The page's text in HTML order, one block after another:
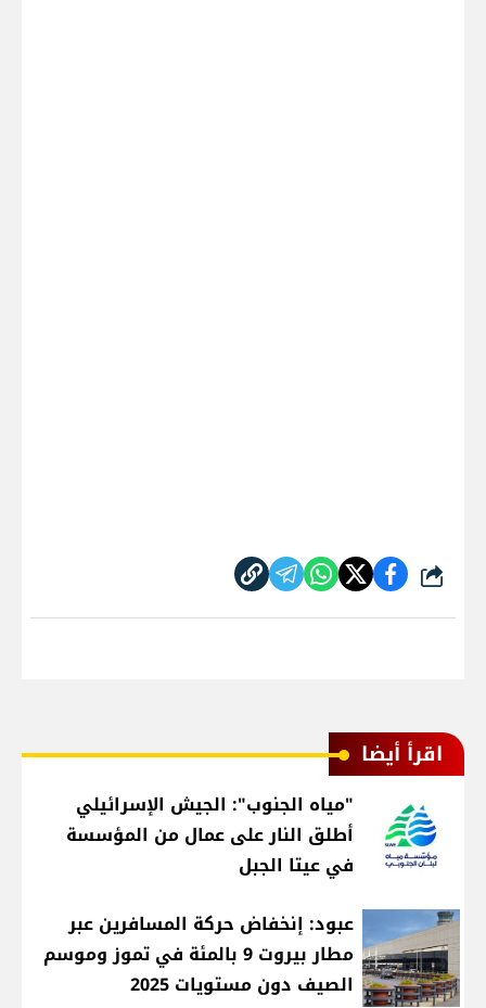
شارك
اقرأ أيضا
"مياه الجنوب": الجيش الإسرائيلي
أطلق النار على عمال من المؤسسة
في عيتا الجبل
عبود: إنخفاض حركة المسافرين عبر
مطار بيروت 9 بالمئة في تموز وموسم
الصيف دون مستويات 2025